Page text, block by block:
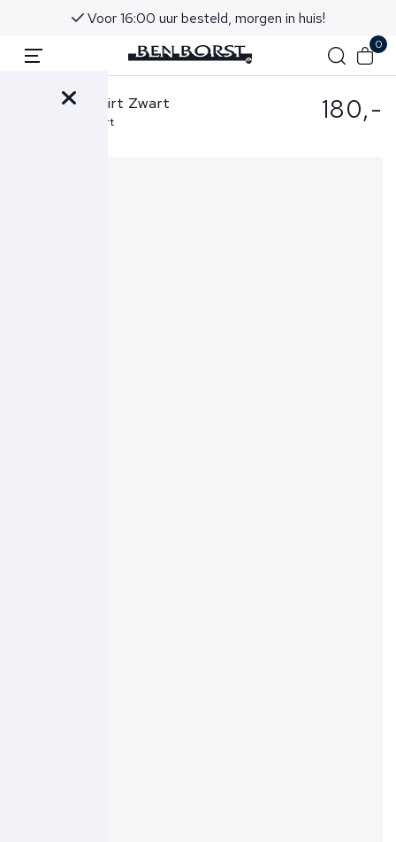
Voor 16:00 uur besteld, morgen in huis!
0
Aurélien T-shirt Zwart
Cashwool T-shirt 180,-